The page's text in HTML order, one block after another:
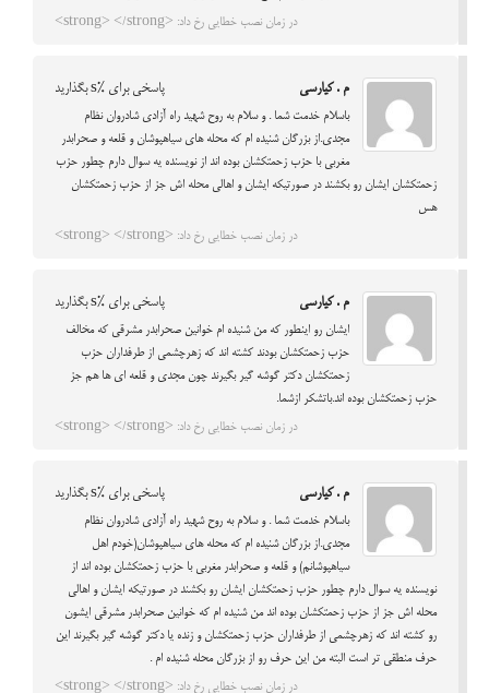
در زمان نصب خطایی رخ داد: <strong> </strong>
م . کیارسی پاسخی برای %s بگذارید
باسلام خدمت شما . و سلام به روح شهید راه آزادی شادروان نظام
مجدی.از بزرگان شنیده ام که محله های سیاهپوشان و قلعه و صحرابدر
مغربی با حزب زحمتکشان بوده اند از نویسنده یه سوال دارم چطور حزب
زحمتکشان ایشان رو بکشند در صورتیکه ایشان و اهالی محله اش جز از حزب زحمتکشان
هس
در زمان نصب خطایی رخ داد: <strong> </strong>
م . کیارسی پاسخی برای %s بگذارید
ایشان رو اینطور که من شنیده ام خوانین صحرابدر مشرقی که مخالف
حزب زحمتکشان بودند کشته اند که زهرچشمی از طرفداران حزب
زحمتکشان دکتر گوشه گیر بگیرند چون مجدی و قلعه ای ها هم جز
حزب زحمتکشان بوده اند.باتشکر ازشما.
در زمان نصب خطایی رخ داد: <strong> </strong>
م . کیارسی پاسخی برای %s بگذارید
باسلام خدمت شما . و سلام به روح شهید راه آزادی شادروان نظام
مجدی.از بزرگان شنیده ام که محله های سیاهپوشان(خودم اهل
سیاهپوشانم) و قلعه و صحرابدر مغربی با حزب زحمتکشان بوده اند از
نویسنده یه سوال دارم چطور حزب زحمتکشان ایشان رو بکشند در صورتیکه ایشان و اهالی
محله اش جز از حزب زحمتکشان بوده اند من شنیده ام که خوانین صحرابدر مشرقی ایشون
رو کشته اند که زهرچشمی از طرفداران حزب زحمتکشان و زنده یا دکتر گوشه گیر بگیرند این
حرف منطقی تر است البته من این حرف رو از بزرگان محله شنیده ام .
در زمان نصب خطایی رخ داد: <strong> </strong>